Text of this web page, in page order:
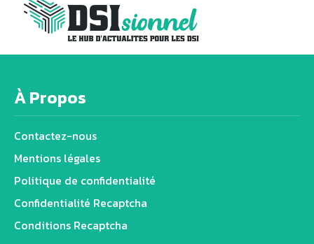
À Propos
Contactez-nous
Mentions légales
Politique de confidentialité
Confidentialité Recaptcha
Conditions Recaptcha